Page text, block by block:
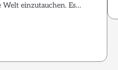
Welt einzutauchen. Es…